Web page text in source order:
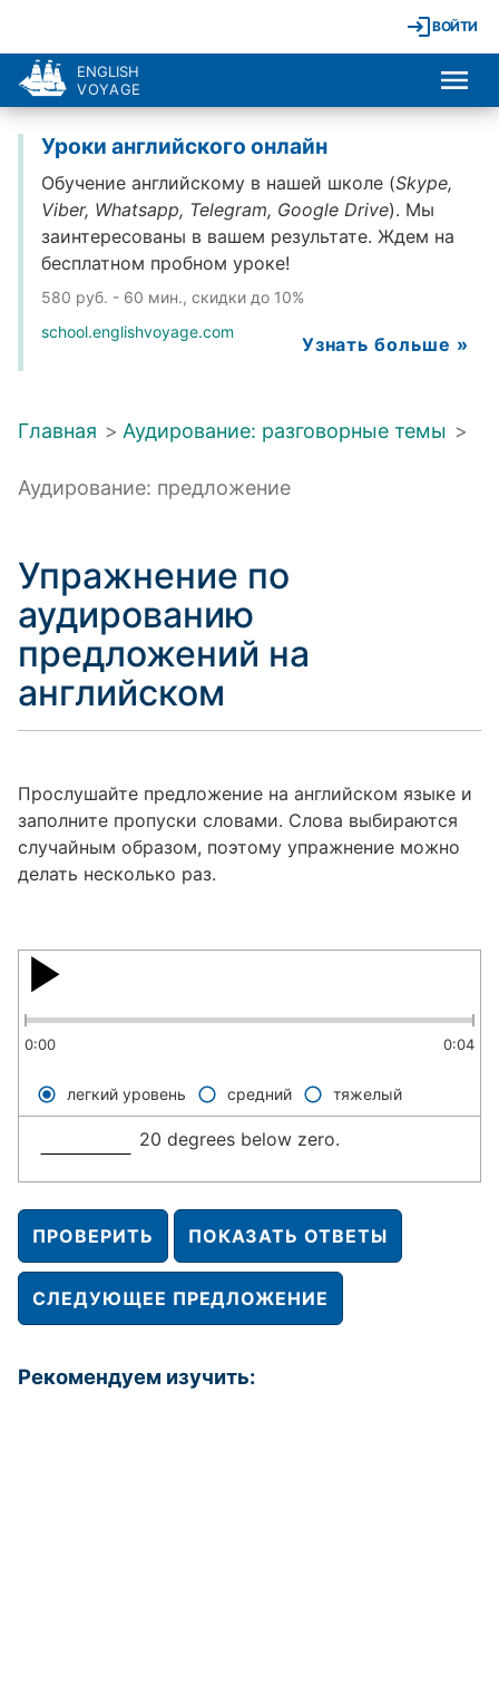
ВОЙТИ
ENGLISH
VOYAGE
Уроки английского онлайн
Обучение английскому в нашей школе (Skype,
Viber, Whatsapp, Telegram, Google Drive). Мы
заинтересованы в вашем результате. Ждем на
бесплатном пробном уроке!
580 руб. - 60 мин., скидки до 10%
school.englishvoyage.com
Узнать больше »
Главная > Аудирование: разговорные темы >
Аудирование: предложение
Упражнение по
аудированию
предложений на
английском
Прослушайте предложение на английском языке и
заполните пропуски словами. Слова выбираются
случайным образом, поэтому упражнение можно
делать несколько раз.
0:00 0:04
легкий уровень средний тяжелый
20 degrees below zero.
ПРОВЕРИТЬ ПОКАЗАТЬ ОТВЕТЫ
СЛЕДУЮЩЕЕ ПРЕДЛОЖЕНИЕ
Рекомендуем изучить: